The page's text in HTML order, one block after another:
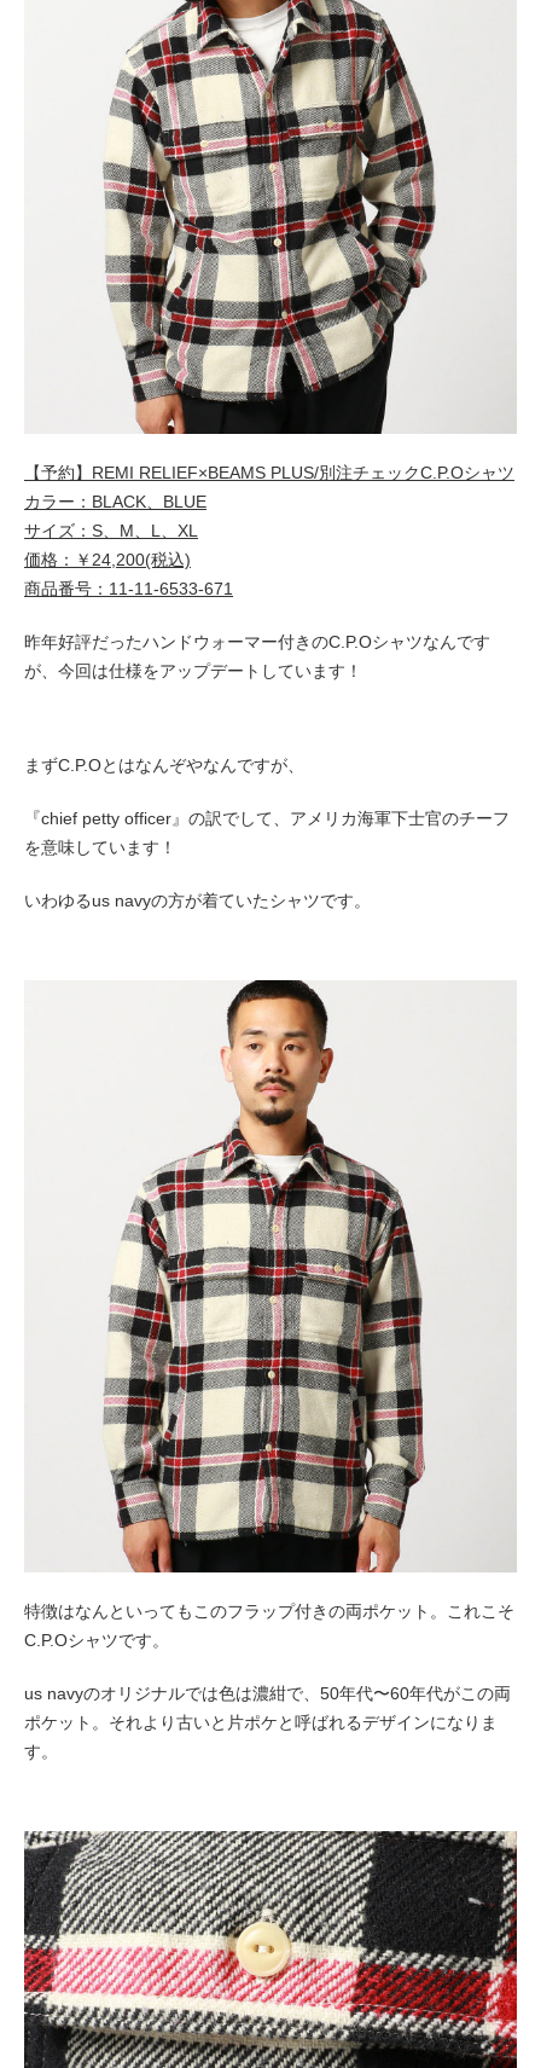
【予約】REMI RELIEF×BEAMS PLUS/別注チェックC.P.Oシャツ
カラー：BLACK、BLUE
サイズ：S、M、L、XL
価格：￥24,200(税込)
商品番号：11-11-6533-671
昨年好評だったハンドウォーマー付きのC.P.Oシャツなんです
が、今回は仕様をアップデートしています！
まずC.P.Oとはなんぞやなんですが、
『chief petty officer』の訳でして、アメリカ海軍下士官のチーフ
を意味しています！
いわゆるus navyの方が着ていたシャツです。
特徴はなんといってもこのフラップ付きの両ポケット。これこそ
C.P.Oシャツです。
us navyのオリジナルでは色は濃紺で、50年代〜60年代がこの両
ポケット。それより古いと片ポケと呼ばれるデザインになりま
す。